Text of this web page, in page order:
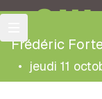
Frédéric
• jeudi 11